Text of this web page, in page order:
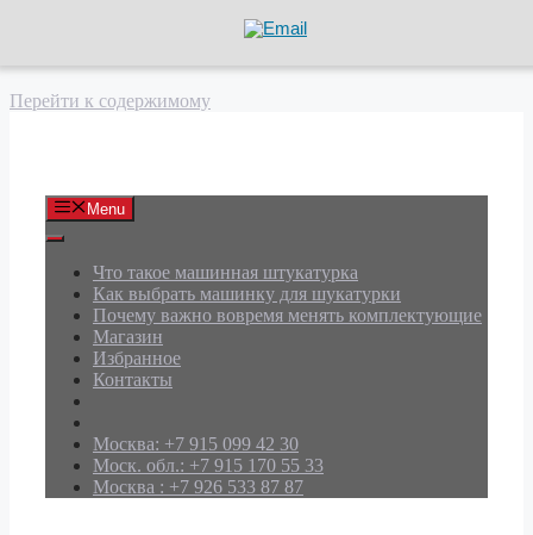
Перейти к содержимому
Menu
Что такое машинная штукатурка
Как выбрать машинку для шукатурки
Почему важно вовремя менять комплектующие
Магазин
Избранное
Контакты
Москва: +7 915 099 42 30
Моск. обл.: +7 915 170 55 33
Москва : +7 926 533 87 87